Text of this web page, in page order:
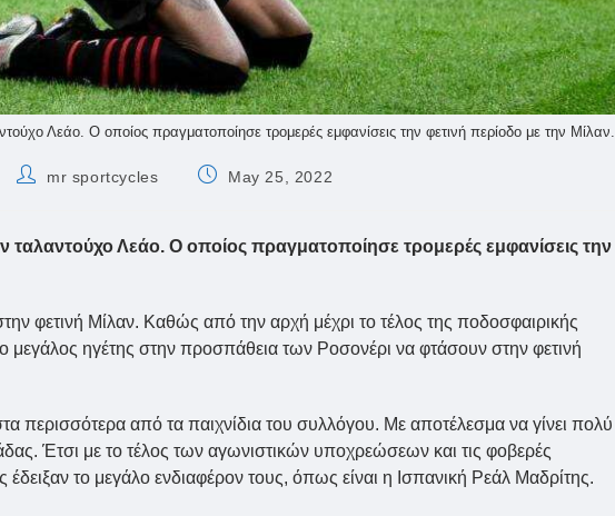
Λεάο. Ο οποίος πραγματοποίησε τρομερές εμφανίσεις την φετινή περίοδο με την Μίλαν.
Postmr sportcycles
PostMay 25, 2022
ταλαντούχο Λεάο. Ο οποίος πραγματοποίησε τρομερές εμφανίσεις την
φετινή Μίλαν. Καθώς από την αρχή μέχρι το τέλος της ποδοσφαιρικής
μεγάλος ηγέτης στην προσπάθεια των Ροσονέρι να φτάσουν στην φετινή
περισσότερα από τα παιχνίδια του συλλόγου. Με αποτέλεσμα να γίνει πολύ
Έτσι με το τέλος των αγωνιστικών υποχρεώσεων και τις φοβερές
το μεγάλο ενδιαφέρον τους, όπως είναι η Ισπανική Ρεάλ Μαδρίτης.